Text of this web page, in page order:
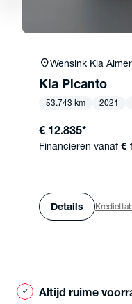
location_onWensink Kia
Kia Picanto
53.743 km 2021
€ 12.835*
Financieren vanaf€
Details
check Altijd ruime